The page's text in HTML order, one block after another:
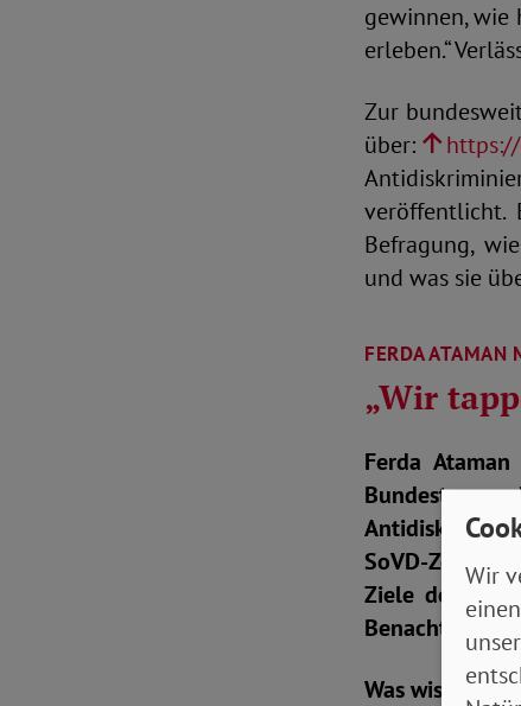
gewinnen, wie
erleben.“
Zur
über:
veröffentlicht.
Befragung,
und was sie
FERDA ATAMAN
„Wir
Ferda
Bundestag
SoVD-
Ziele der
Was wissen
Wir